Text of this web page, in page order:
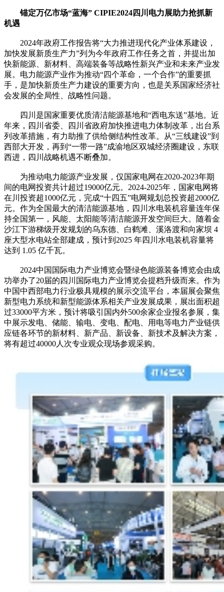
锚定万亿市场“蓝海” CIPIE2024四川电力展助力抢抓新
机遇
2024年政府工作报告将“大力推进现代化产业体系建设，
加快发展新质生产力”列为今年政府工作任务之首，并提出加
快新能源、新材料、高端装备等战略性新兴产业和未来产业发
展。电力能源产业作为推动“四个革命，一个合作”的重要抓
手，是加快新质生产力建设的重要方向，也是关系国家经济社
会发展的全局性、战略性问题。
四川是国家重要优质清洁能源基地和“西电东送”基地。近
年来，四川省委、四川省政府加快推进电力体制改革，出台系
列改革措施，有力助推了供给侧结构性改革。从“三线建设”到
西部大开发，再到“一带一路”成渝地区双城经济圈建设，东联
西进，四川战略机遇不断叠加。
为推动电力能源产业发展，仅国家电网在2020-2023年期
间的电网投资共计超过19000亿元。2024-2025年，国家电网将
在川投资超1000亿元，完成“十四五”电网规划总投资超2000亿
元。作为全国最大的清洁能源基地，四川水电装机容量连年保
持全国第一，风能、太阳能等清洁能源开发空间巨大。随着金
沙江下游梯级开发规划的乌东德、白鹤滩、溪洛渡和向家坝 4
座大型水电站全部建成，预计到2025 年四川水电装机容量将
达到 1.05 亿千瓦。
2024中国国际电力产业博览会暨绿色能源装备博览会由成
功举办了20届的四川国际电力产业博览会提档升级而来。作为
中国中西部电力行业极具规模的展示交流平台，本届展会聚焦
新型电力系统和新型能源体系相关产业发展成果，展出面积超
过33000平方米，预计将吸引国内外500余家企业报名参展，集
中展示发电、储能、输电、变电、配电、用电等电力产业链供
应链各环节的新材料、新产品、新设备、新技术及解决方案，
将有超过40000人次专业观众现场参观采购。